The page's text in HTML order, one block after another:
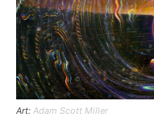
Art: Adam Scott Miller